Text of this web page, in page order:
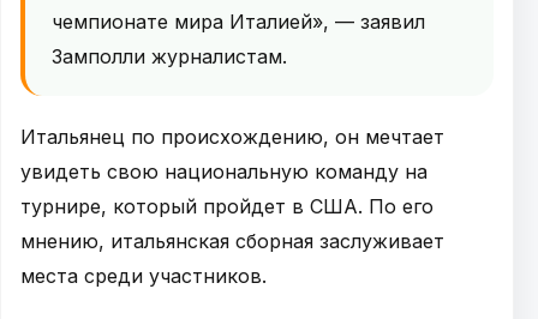
чемпионате мира Италией», — заявил
Замполли журналистам.
Итальянец по происхождению, он мечтает
увидеть свою национальную команду на
турнире, который пройдет в США. По его
мнению, итальянская сборная заслуживает
места среди участников.